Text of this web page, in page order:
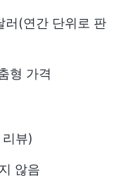
러(연간 단위로 판
형 가격
뷰)
않음